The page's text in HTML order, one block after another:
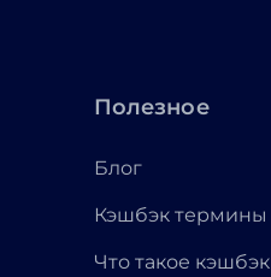
Полезное
Блог
Кэшбэк термины
Что такое кэшбэк